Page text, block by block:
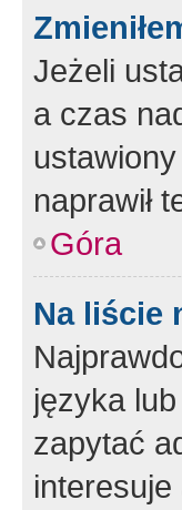
Jeżeli
a czas
naprawił
Góra
Na liście
języka
zapytać